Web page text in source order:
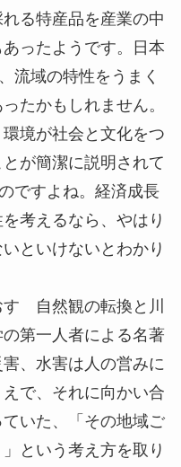
る特産品を産業の中
ったようです。日本
流域の特性をうまく
たかもしれません。
境が社会と文化をつ
が簡潔に説明されて
ですよね。経済成長
考えるなら、やはり
といけないとわかり
自然観の転換と川
第一人者による名著
、水害は人の営みに
で、それに向かい合
いた、「その地域ご
という考え方を取り